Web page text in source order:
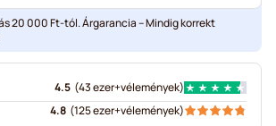
20 000 Ft-tól. Árgarancia – Mindig korrekt
4.5 (43 ezer+vélemények)
4.8 (125 ezer+vélemények)